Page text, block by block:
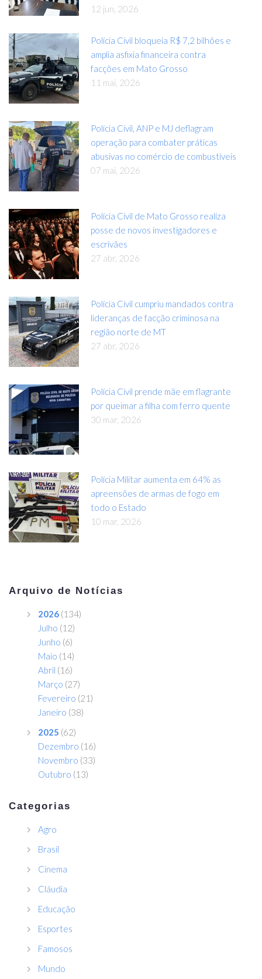
12 jun, 2026
Polícia Civil bloqueia R$ 7,2 bilhões e
amplia asfixia financeira contra
facções em Mato Grosso
11 mai, 2026
Polícia Civil, ANP e MJ deflagram
operação para combater práticas
abusivas no comércio de combustíveis
07 mai, 2026
Polícia Civil de Mato Grosso realiza
posse de novos investigadores e
escrivães
27 abr, 2026
Polícia Civil cumpriu mandados contra
lideranças de facção criminosa na
região norte de MT
27 abr, 2026
Polícia Civil prende mãe em flagrante
por queimar a filha com ferro quente
30 mar, 2026
Polícia Militar aumenta em 64% as
apreensões de armas de fogo em
todo o Estado
10 mar, 2026
Arquivo de Notícias
2026 (134)
Julho (12)
Junho (6)
Maio (14)
Abril (16)
Março (27)
Fevereiro (21)
Janeiro (38)
2025 (62)
Dezembro (16)
Novembro (33)
Outubro (13)
Categorias
Agro
Brasil
Cinema
Cláudia
Educação
Esportes
Famosos
Mundo